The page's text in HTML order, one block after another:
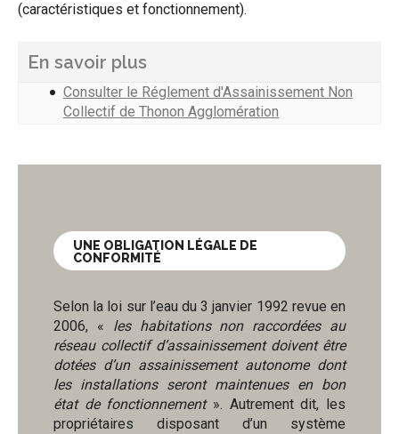
(caractéristiques et fonctionnement).
En savoir plus
Consulter le Réglement d'Assainissement Non
Collectif de Thonon Agglomération
UNE OBLIGATION LÉGALE DE
CONFORMITÉ
Selon la loi sur l’eau du 3 janvier 1992 revue en
2006, « les habitations non raccordées au
réseau collectif d’assainissement doivent être
dotées d’un assainissement autonome dont
les installations seront maintenues en bon
état de fonctionnement». Autrement dit, les
propriétaires disposant d’un système